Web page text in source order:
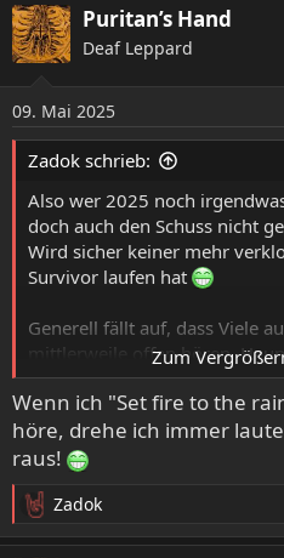
a
k
t
n
e
n
Puritan’s Hand
Deaf Leppard
09. Mai 2025
Zadok schrieb:
Also wer 2025 noch
doch auch den Schuss nicht
Wird sicher keiner mehr
Survivor laufen hat
Generell fällt auf, dass Viele
mittlerweile offen hören.
70er/80er Punk/Post Pust/
Also Sachen, die e
waren.
Wer Violet gut findet soll das
genau wie Nestor, reine 80er
Zum
Wenn ich "Set fire to the
höre, drehe ich immer
raus!
R
e
Zadok